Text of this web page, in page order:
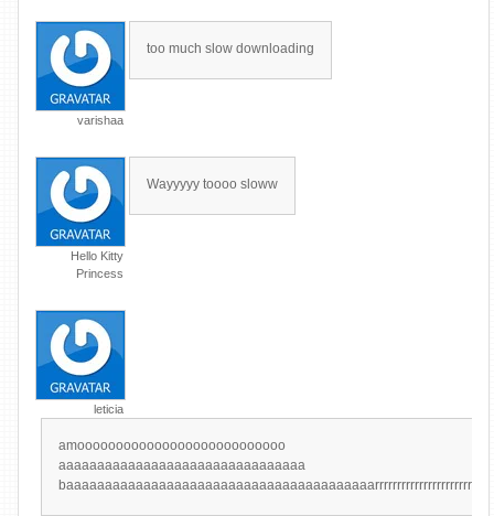
varishaa
too much slow downloading
Hello Kitty
Princess
Wayyyyy toooo sloww
leticia
amooooooooooooooooooooooooooo
aaaaaaaaaaaaaaaaaaaaaaaaaaaaaaaa